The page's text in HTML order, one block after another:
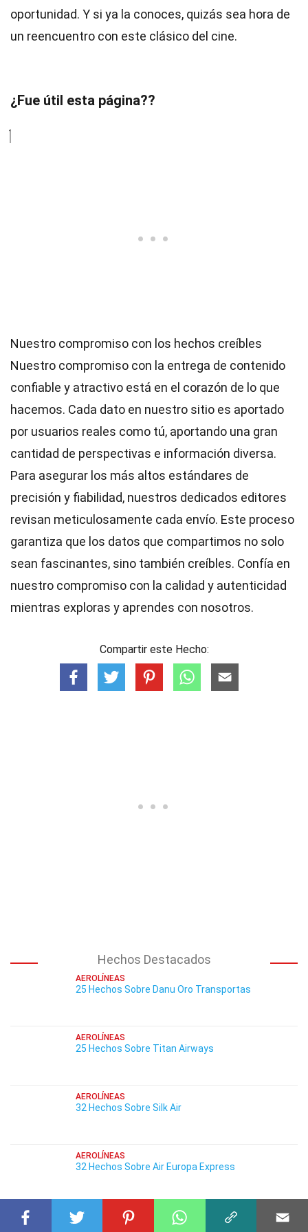
oportunidad. Y si ya la conoces, quizás sea hora de
un reencuentro con este clásico del cine.
¿Fue útil esta página??
Nuestro compromiso con los hechos creíbles
Nuestro compromiso con la entrega de contenido
confiable y atractivo está en el corazón de lo que
hacemos. Cada dato en nuestro sitio es aportado
por usuarios reales como tú, aportando una gran
cantidad de perspectivas e información diversa.
Para asegurar los más altos estándares de
precisión y fiabilidad, nuestros dedicados editores
revisan meticulosamente cada envío. Este proceso
garantiza que los datos que compartimos no solo
sean fascinantes, sino también creíbles. Confía en
nuestro compromiso con la calidad y autenticidad
mientras exploras y aprendes con nosotros.
Compartir este Hecho:
Hechos Destacados
AEROLÍNEAS
25 Hechos Sobre Danu Oro Transportas
AEROLÍNEAS
25 Hechos Sobre Titan Airways
AEROLÍNEAS
32 Hechos Sobre Silk Air
AEROLÍNEAS
32 Hechos Sobre Air Europa Express
AEROLÍNEAS
29 Hechos Sobre Avianca Honduras